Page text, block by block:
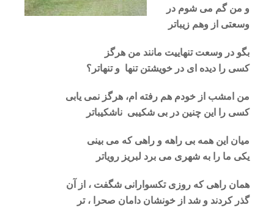
و من گم می شوم در
وسعتی از وهم زیباتر
بگو در وسعت تنهاییت مانند من هرگز
کسی را دیده ای در خویشتن تنها و تنهاتر؟
من امشب از خودم هم رفته ام، هرگز نمی یابی
کسی را این چنین در بی شکیبی ناشکیباتر
میان این همه بی راهه و راهی که می بینی
یکی ما را به شهری می برد لبریز رویاتر
همان راهی که روزی تکسوارانی شگفت ، از آن
گذر کردند و شد از خونشان دامان صحرا ، تر